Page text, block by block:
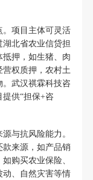
。项目主体可灵活
北省农业信贷担
押，如生猪、肉
营权质押，农村土
武汉祺霖科技咨
供“担保+咨
与抗风险能力。
来源，如产品销
购买农业保险、
动、自然灾害等情